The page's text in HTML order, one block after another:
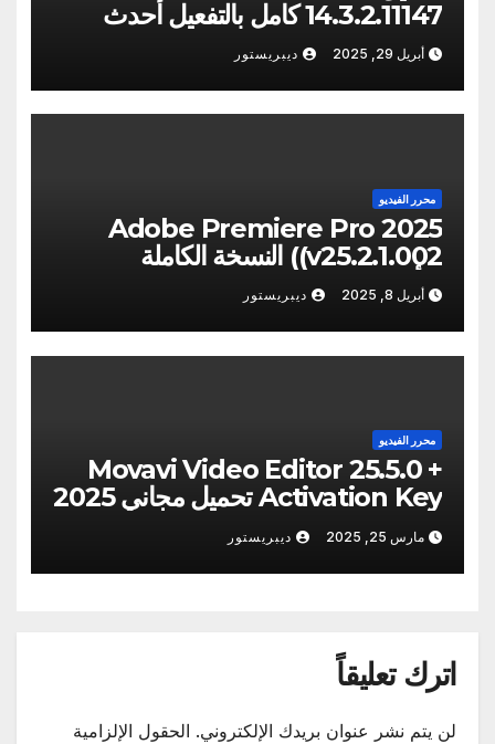
14.3.2.11147 كامل بالتفعيل أحدث
[2025] أبريل 29, 2025 ديبريستور
محرر الفيديو
Adobe Premiere Pro 2025
(v25.2.1.002) النسخة الكاملة
[الأحدث]
أبريل 8, 2025 ديبريستور
محرر الفيديو
Movavi Video Editor 25.5.0 +
Activation Key تحميل مجاني 2025
مارس 25, 2025 ديبريستور
اترك تعليقاً
لن يتم نشر عنوان بريدك الإلكتروني. الحقول الإلزامية